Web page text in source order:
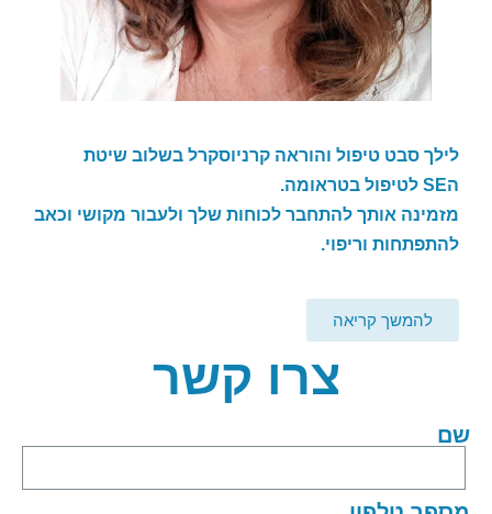
לילך סבט טיפול והוראה קרניוסקרל בשלוב שיטת
הSE לטיפול בטראומה.
מזמינה אותך להתחבר לכוחות שלך ולעבור מקושי וכאב
להתפתחות וריפוי.
להמשך קריאה
צרו קשר
שם